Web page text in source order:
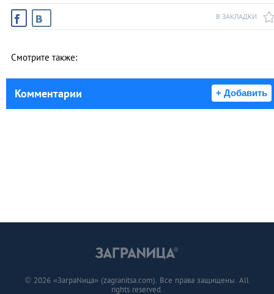
В ЗАКЛАДКИ
Смотрите также:
Комментарии + Добавить
© 2026 «ЗаграNица» (zagranitsa.com). Все права защищены. All
rights reserved.